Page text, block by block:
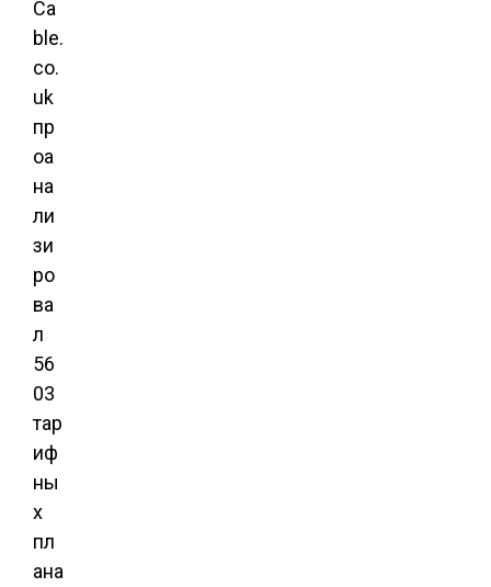
Ca
ble.
co.
uk
пр
оа
на
ли
зи
ро
ва
л
56
03
тар
иф
ны
х
пл
ана